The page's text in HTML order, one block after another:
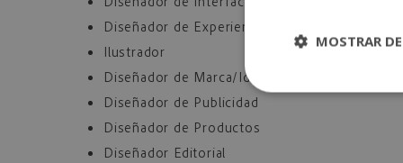
Diseñador de Experiencia de Usuario (UX)
Ilustrador
Diseñador de Marca/Identidad Corporativa
Diseñador de Publicidad
Diseñador de Productos
Diseñador Editorial
MOSTRAR